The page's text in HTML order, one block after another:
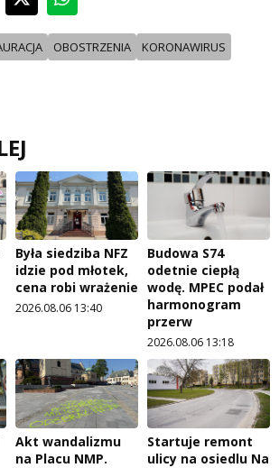
OBOSTRZENIA KORONAWIRUS
Była siedziba NFZ
idzie pod młotek,
cena robi wrażenie
2026.08.06 13:40
Budowa S74
odetnie ciepłą
wodę. MPEC podał
harmonogram
przerw
2026.08.06 13:18
Akt wandalizmu
na Placu NMP.
Startuje remont
ulicy na osiedlu Na